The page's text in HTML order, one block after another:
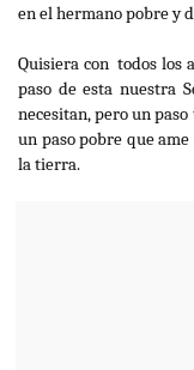
en el hermano pobre y
Quisiera con todos los
paso de esta nuestra
necesitan, pero un
un paso pobre que
la tierra.